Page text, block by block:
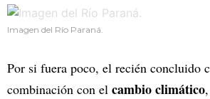
Imagen del Río Paraná.
Por si fuera poco, el recién concluido
combinación con el cambio climático